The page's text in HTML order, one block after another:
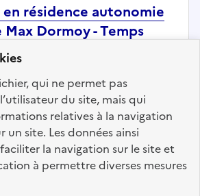
qui ne permet pas
du site, mais qui
relatives à la navigation
un site. Les données ainsi
la navigation sur le site et
à permettre diverses mesures
résidence autonomie
Max Dormoy - Temps
50%
:Territoriale
d'Action Sociale
le 05 août 2026